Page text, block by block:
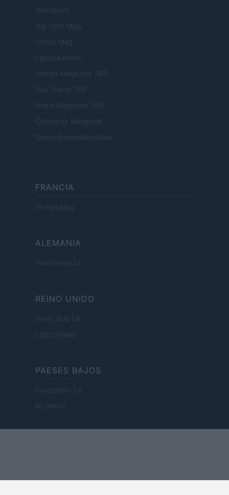
Gameland
Hig Tech Mag
Scoop Mag
Lgbtqia News
Motors Magazine 365
Day Travel 365
Home Magazine 365
Cineverse Magazine
SecondHomeMagazine
FRANCIA
InvestirMag
ALEMANIA
Investieren24
REINO UNIDO
News Hub UK
Lgbtq News
PAESES BAJOS
Investeren 24
NL Newz